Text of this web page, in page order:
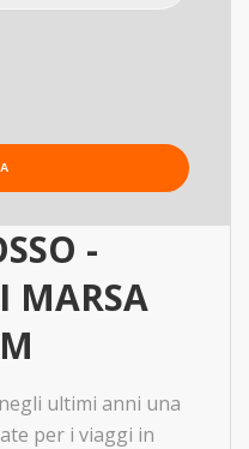
-
MARSA
ultimi anni una
per i viaggi in